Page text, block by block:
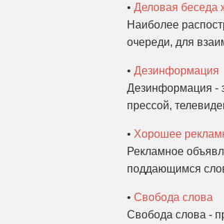
• Деловая беседа
Наиболее
очереди, для
• Дезинформация
Дезинформация -
прессой,
• Хорошее
Рекламное
поддающимся
• Свобода слова
Свобода слова -